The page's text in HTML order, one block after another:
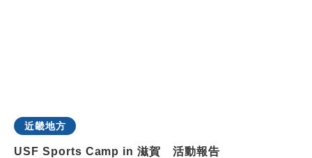
近畿地方
USF Sports Camp in 滋賀 活動報告